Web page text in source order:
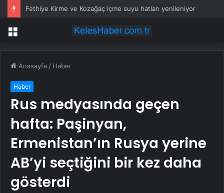
Fethiye Kirme ve Kozağaç içme suyu hatları yenileniyor
Menü
Anasayfa / Haber
Haber
Rus medyasında geçen
hafta: Paşinyan,
Ermenistan’ın Rusya yerine
AB’yi seçtiğini bir kez daha
gösterdi